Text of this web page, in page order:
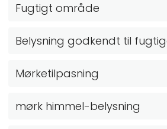
Fugtigt område
Belysning godkendt til
Mørketilpasning
mørk himmel-belysning